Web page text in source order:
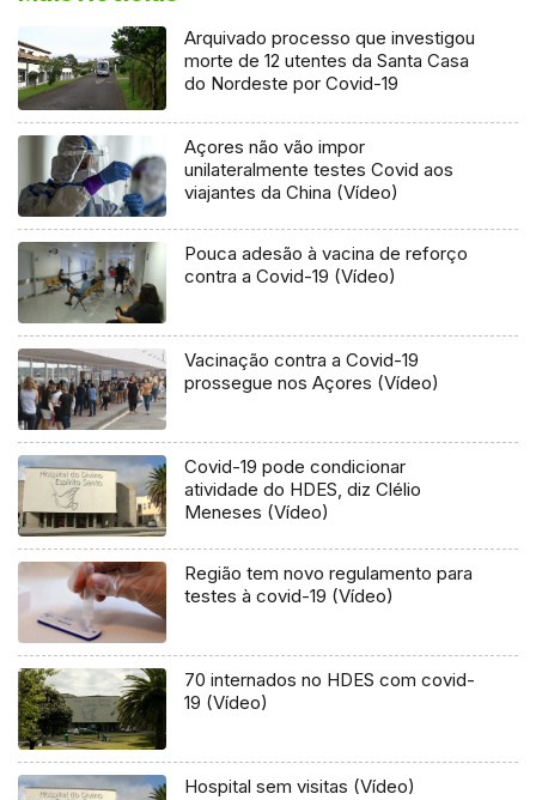
Arquivado processo que investigou
morte de 12 utentes da Santa Casa
do Nordeste por Covid-19
Açores não vão impor
unilateralmente testes Covid aos
viajantes da China (Vídeo)
Pouca adesão à vacina de reforço
contra a Covid-19 (Vídeo)
Vacinação contra a Covid-19
prossegue nos Açores (Vídeo)
Covid-19 pode condicionar
atividade do HDES, diz Clélio
Meneses (Vídeo)
Região tem novo regulamento para
testes à covid-19 (Vídeo)
70 internados no HDES com covid-
19 (Vídeo)
Hospital sem visitas (Vídeo)